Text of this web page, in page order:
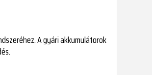
A gyári akkumulátorok